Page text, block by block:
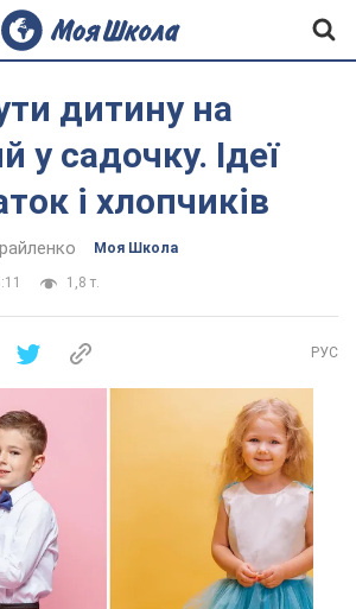
дитину на
у садочку. Ідеї
і хлопчиків
Моя Школа
1,8 т.
РУС